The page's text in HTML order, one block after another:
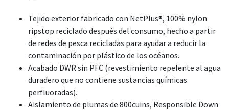
Tejido exterior fabricado con NetPlus®, 100% nylon
ripstop reciclado después del consumo, hecho a partir
de redes de pesca recicladas para ayudar a reducir la
contaminación por plástico de los océanos.
Acabado DWR sin PFC (revestimiento repelente al agua
duradero que no contiene sustancias químicas
perfluoradas).
Aislamiento de plumas de 800cuins, Responsible Down